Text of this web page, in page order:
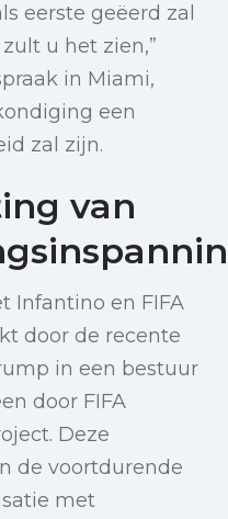
eerste geëerd zal
u het zien,”
in Miami,
een
zal zijn.
van
Infantino en FIFA
door de recente
in een bestuur
door FIFA
Deze
de voortdurende
met